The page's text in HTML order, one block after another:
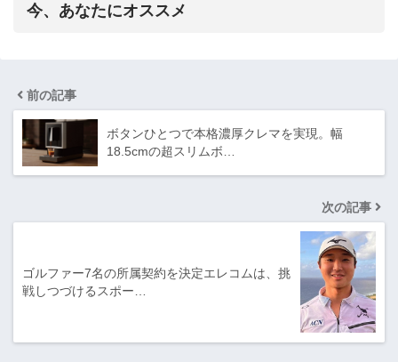
今、あなたにオススメ
前の記事
ボタンひとつで本格濃厚クレマを実現。幅
18.5cmの超スリムボ…
次の記事
ゴルファー7名の所属契約を決定エレコムは、挑
戦しつづけるスポー…